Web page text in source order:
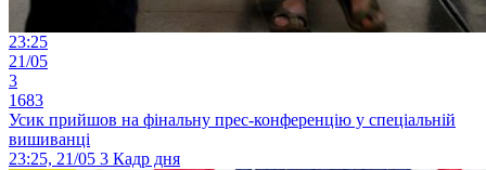
23:25
21/05
3
1683
Усик прийшов на фінальну прес-конференцію у спеціальній
вишиванці
23:25, 21/05 3 Кадр дня